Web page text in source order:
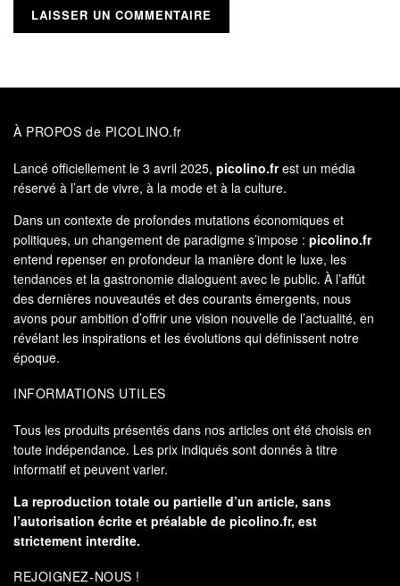
À PROPOS de PICOLINO.fr
Lancé officiellement le 3 avril 2025, picolino.frest un média
réservé à l’art de vivre, à la mode et à la culture.
Dans un contexte de profondes mutations économiques et
politiques, un changement de paradigme s’impose : picolino.fr
entend repenser en profondeur la manière dont le luxe, les
tendances et la gastronomie dialoguent avec le public. À l’affût
des dernières nouveautés et des courants émergents, nous
avons pour ambition d’offrir une vision nouvelle de l’actualité, en
révélant les inspirations et les évolutions qui définissent notre
époque.
INFORMATIONS UTILES
Tous les produits présentés dans nos articles ont été choisis en
toute indépendance. Les prix indiqués sont donnés à titre
informatif et peuvent varier.
La reproduction totale ou partielle d’un article, sans
l’autorisation écrite et préalable de picolino.fr, est
strictement interdite.
REJOIGNEZ-NOUS !